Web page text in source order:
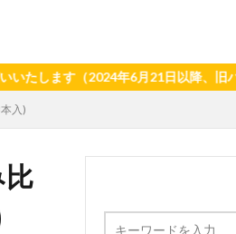
（2024年6月21日以降、旧バージョ
入)